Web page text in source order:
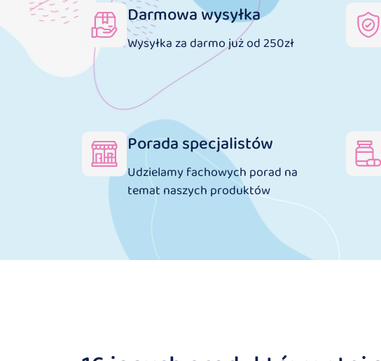
Darmowa wysyłka
Wysyłka za darmo już od 250zł
Porada specjalistów
Udzielamy fachowych porad na
temat naszych produktów